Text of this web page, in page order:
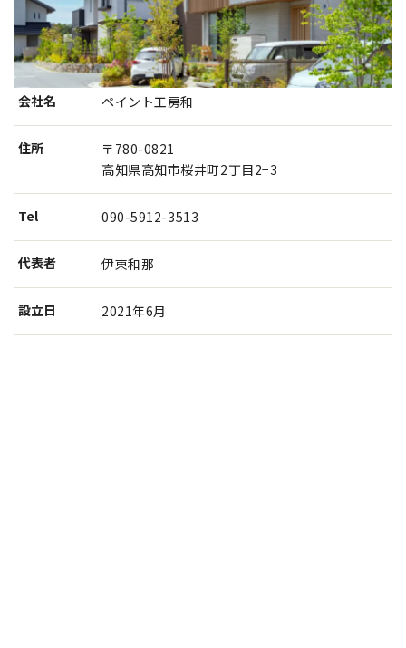
会社名 ペイント工房和
住所
〒780-0821
高知県高知市桜井町2丁目2−3
Tel 090-5912-3513
代表者 伊東和那
設⽴⽇ 2021年6月